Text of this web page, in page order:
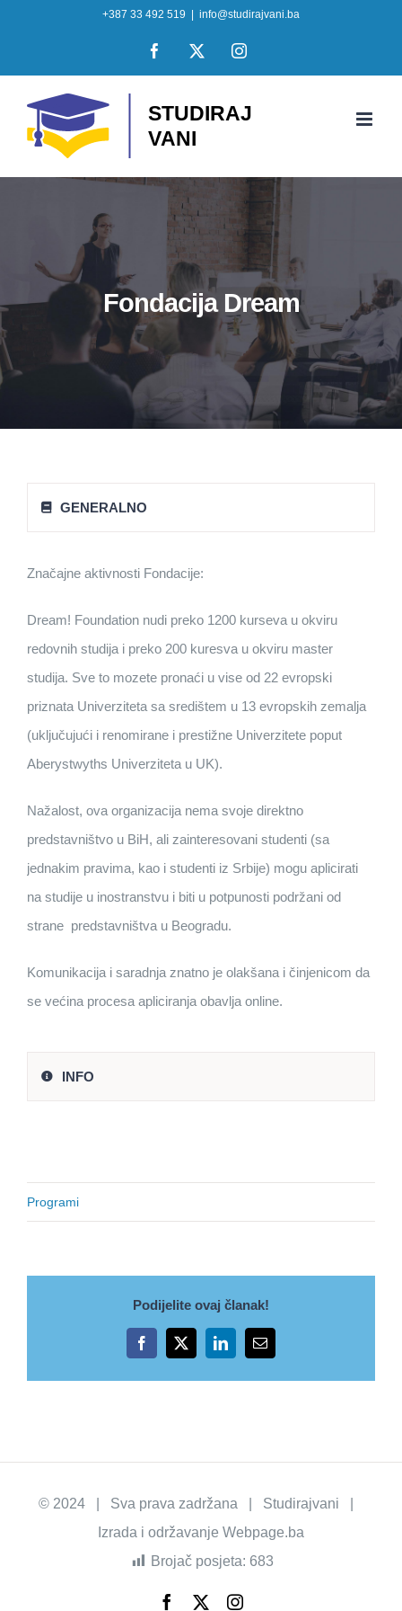
+387 33 492 519 info@studirajvani.ba
Facebook
X Instagram
Fondacija Dream
GENERALNO
Značajne aktivnosti Fondacije:
Dream! Foundation nudi preko 1200 kurseva u okviru
redovnih studija i preko 200 kuresva u okviru master
studija. Sve to mozete pronaći u vise od 22 evropski
priznata Univerziteta sa središtem u 13 evropskih zemalja
(uključujući i renomirane i prestižne Univerzitete poput
Aberystwyths Univerziteta u UK).
Nažalost, ova organizacija nema svoje direktno
predstavništvo u BiH, ali zainteresovani studenti (sa
jednakim pravima, kao i studenti iz Srbije) mogu aplicirati
na studije u inostranstvu i biti u potpunosti podržani od
strane predstavništva u Beogradu.
Komunikacija i saradnja znatno je olakšana i činjenicom da
se većina procesa apliciranja obavlja online.
INFO
Programi
Podijelite ovaj članak!
Facebook
X LinkedInEmail
© 2024 | Sva prava zadržana | Studirajvani |
Izrada i održavanje Webpage.ba
Brojač posjeta: 683
Facebook Instagram